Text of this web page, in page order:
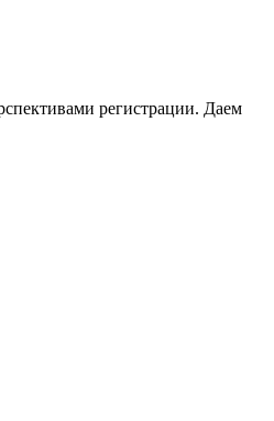
регистрации. Даем